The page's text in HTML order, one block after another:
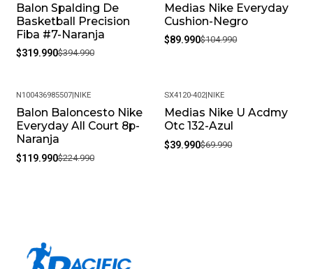
-19%
Balon Spalding De
Basketball Precision
Fiba #7-Naranja
$319.990$394.990
-14%
Medias Nike Everyday
Cushion-Negro
$89.990$104.990
-47%
N100436985507|NIKE
Balon Baloncesto Nike
Everyday All Court 8p-
Naranja
$119.990$224.990
-43%
SX4120-402|NIKE
Medias Nike U Acdmy
Otc 132-Azul
$39.990$69.990